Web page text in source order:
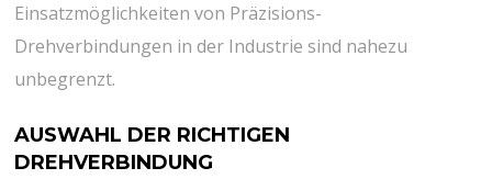
Einsatzmöglichkeiten von Präzisions-
Drehverbindungen in der Industrie sind nahezu
unbegrenzt.
AUSWAHL DER RICHTIGEN
DREHVERBINDUNG